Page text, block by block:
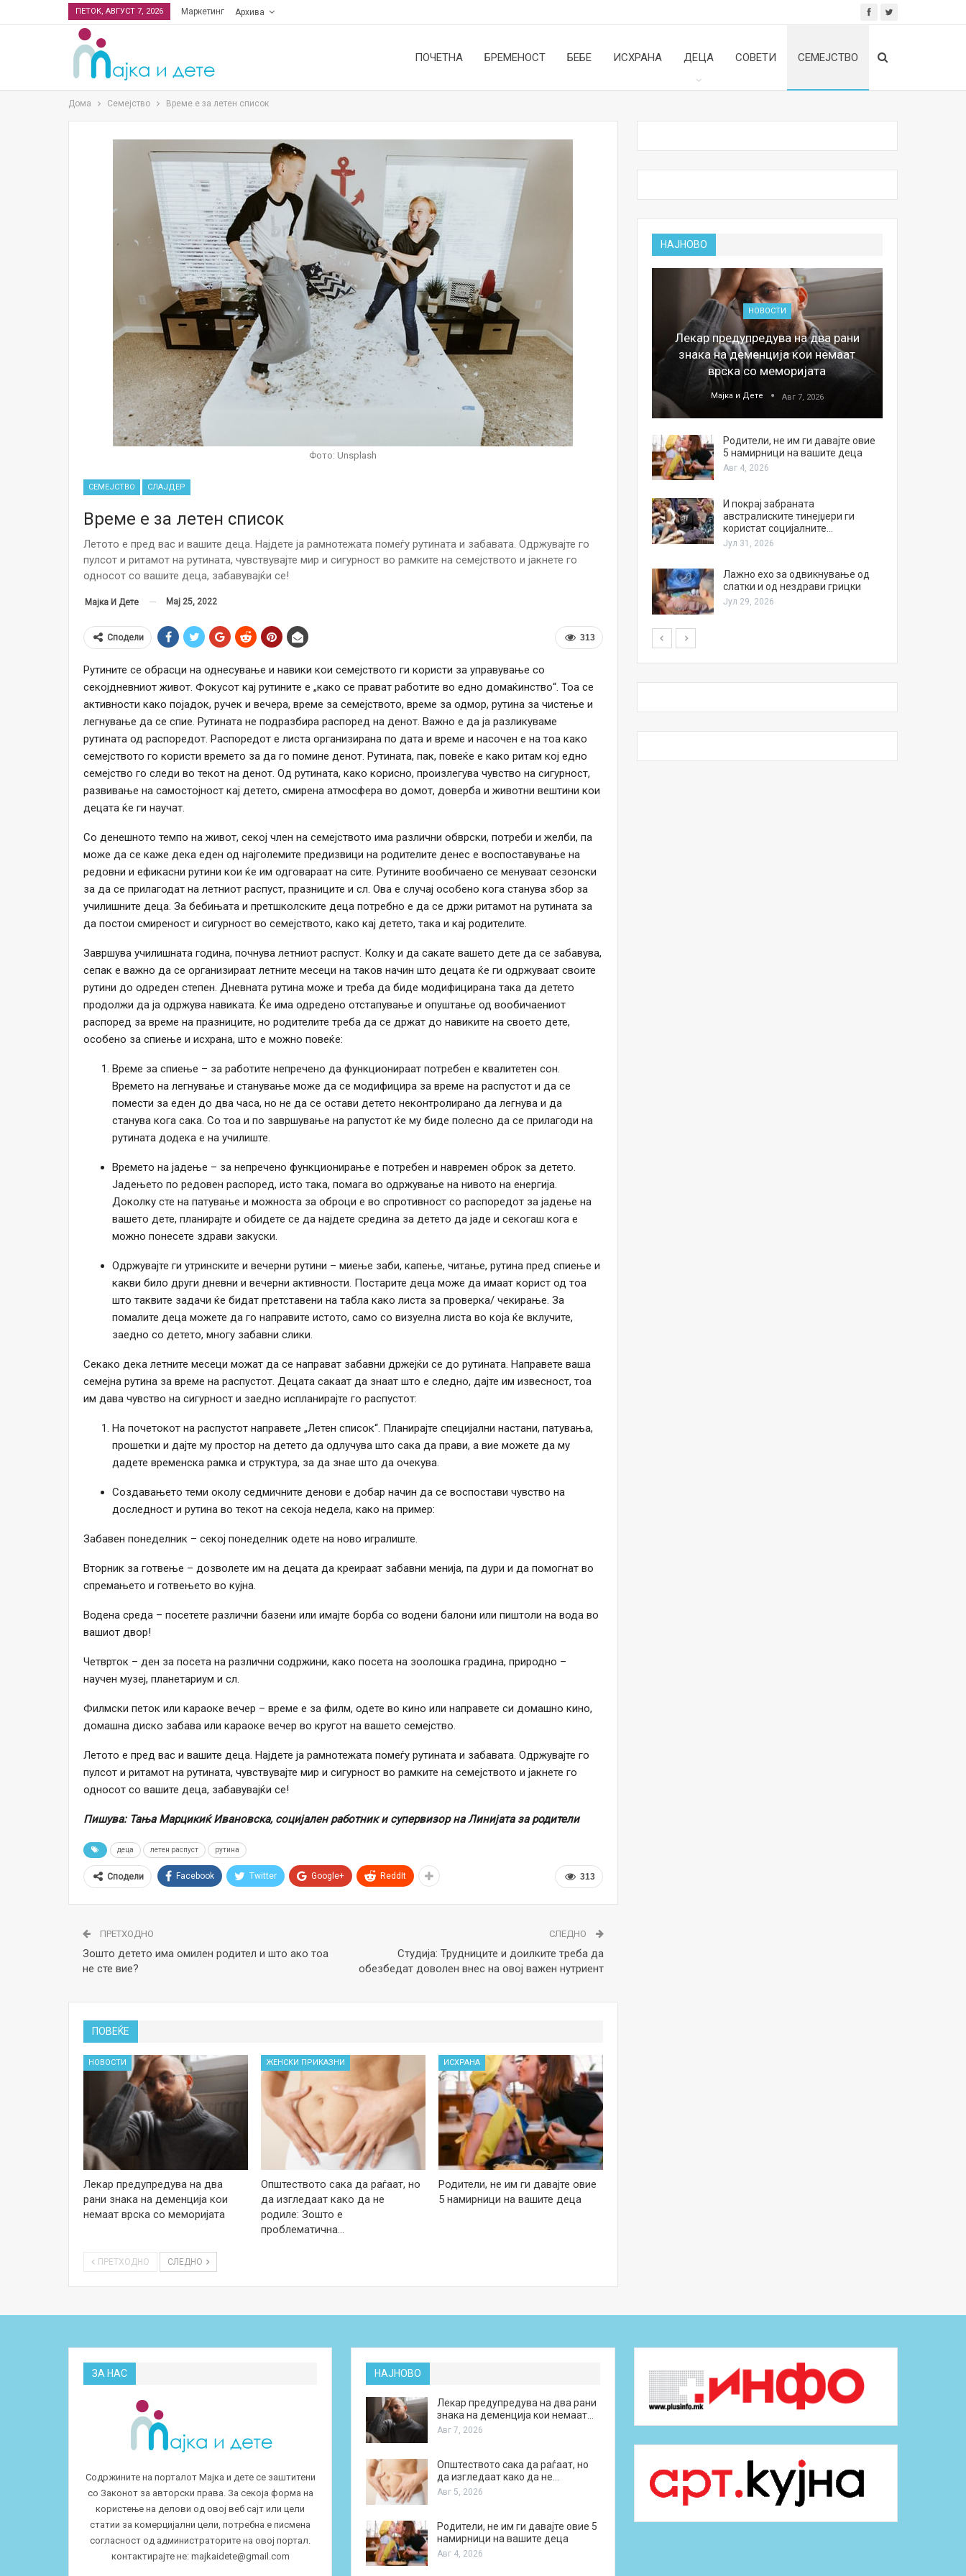
ПЕТОК, АВГУСТ 7, 2026 Маркетинг Архива
ПОЧЕТНА БРЕМЕНОСТ БЕБЕ ИСХРАНА ДЕЦА СОВЕТИ СЕМЕЈСТВО
Дома Семејство Време е за летен список
Фото: Unsplash
СЕМЕЈСТВО СЛАЈДЕР
Време е за летен список
Летото е пред вас и вашите деца. Најдете ја рамнотежата помеѓу рутината и забавата. Одржувајте го
пулсот и ритамот на рутината, чувствувајте мир и сигурност во рамките на семејството и јакнете го
односот со вашите деца, забавувајќи се!
Мајка И Дете Мај 25, 2022
313
Сподели
Рутините се обрасци на однесување и навики кои семејството ги користи за управување со
секојдневниот живот. Фокусот кај рутините е „како се прават работите во едно домаќинство“. Тоа се
активности како појадок, ручек и вечера, време за семејството, време за одмор, рутина за чистење и
легнување да се спие. Рутината не подразбира распоред на денот. Важно е да ја разликуваме
рутината од распоредот. Распоредот е листа организирана по дата и време и насочен е на тоа како
семејството го користи времето за да го помине денот. Рутината, пак, повеќе е како ритам кој едно
семејство го следи во текот на денот. Oд рутината, како корисно, произлегува чувство на сигурност,
развивање на самостојност кај детето, смирена атмосфера во домот, доверба и животни вештини кои
децата ќе ги научат.
Со денешното темпо на живот, секој член на семејството има различни обврски, потреби и желби, па
може да се каже дека еден од најголемите предизвици на родителите денес е воспоставување на
редовни и ефикасни рутини кои ќе им одговараат на сите. Рутините вообичаено се менуваат сезонски
за да се прилагодат на летниот распуст, празниците и сл. Ова е случај особено кога станува збор за
училишните деца. За бебињата и претшколските деца потребно е да се држи ритамот на рутината за
да постои смиреност и сигурност во семејството, како кај детето, така и кај родителите.
Завршува училишната година, почнува летниот распуст. Колку и да сакате вашето дете да се забавува,
сепак е важно да се организираат летните месеци на таков начин што децата ќе ги одржуваат своите
рутини до одреден степен. Дневната рутина може и треба да биде модифицирана така да детето
продолжи да ја одржува навиката. Ќе има одредено отстапување и опуштање од вообичаениот
распоред за време на празниците, но родителите треба да се држат до навиките на своето дете,
особено за спиење и исхрана, што е можно повеќе:
Време за спиење – за работите непречено да функционираат потребен е квалитетен сон.
Времето на легнување и станување може да се модифицира за време на распустот и да се
помести за еден до два часа, но не да се остави детето неконтролирано да легнува и да
станува кога сака. Со тоа и по завршување на рапустот ќе му биде полесно да се прилагоди на
рутината додека е на училиште.
Времето на јадење – за непречено функционирање е потребен и навремен оброк за детето.
Јадењето по редовен распоред, исто така, помага во одржување на нивото на енергија.
Доколку сте на патување и можноста за оброци е во спротивност со распоредот за јадење на
вашето дете, планирајте и обидете се да најдете средина за детето да јаде и секогаш кога е
можно понесете здрави закуски.
Одржувајте ги утринските и вечерни рутини – миење заби, капење, читање, рутина пред спиење и
какви било други дневни и вечерни активности. Постарите деца може да имаат корист од тоа
што таквите задачи ќе бидат претставени на табла како листа за проверка/ чекирање. За
помалите деца можете да го направите истото, само со визуелна листа во која ќе вклучите,
заедно со детето, многу забавни слики.
Секако дека летните месеци можат да се направат забавни држејќи се до рутината. Направете ваша
семејна рутина за време на распустот. Децата сакаат да знаат што е следно, дајте им извесност, тоа
им дава чувство на сигурност и заедно испланирајте го распустот:
На почетокот на распустот направете „Летен список“. Планирајте специјални настани, патувања,
прошетки и дајте му простор на детето да одлучува што сака да прави, а вие можете да му
дадете временска рамка и структура, за да знае што да очекува.
Создавањето теми околу седмичните денови е добар начин да се воспостави чувство на
доследност и рутина во текот на секоја недела, како на пример:
Забавен понеделник – секој понеделник одете на ново игралиште.
Вторник за готвење – дозволете им на децата да креираат забавни менија, па дури и да помогнат во
спремањето и готвењето во кујна.
Водена среда – посетете различни базени или имајте борба со водени балони или пиштоли на вода во
вашиот двор!
Четврток – ден за посета на различни содржини, како посета на зоолошка градина, природно –
научен музеј, планетариум и сл.
Филмски петок или караоке вечер – време е за филм, одете во кино или направете си домашно кино,
домашна диско забава или караоке вечер во кругот на вашето семејство.
Летото е пред вас и вашите деца. Најдете ја рамнотежата помеѓу рутината и забавата. Одржувајте го
пулсот и ритамот на рутината, чувствувајте мир и сигурност во рамките на семејството и јакнете го
односот со вашите деца, забавувајќи се!
Пишува: Тања Марцикиќ Ивановска, социјален работник и супервизор на Линијата за родители
деца летен распуст рутина
313
Сподели Facebook Twitter Google+ ReddIt
ПРЕТХОДНО
Зошто детето има омилен родител и што ако тоа
не сте вие?
СЛЕДНО
Студија: Трудниците и доилките треба да
обезбедат доволен внес на овој важен нутриент
ПОВЕЌЕ
НОВОСТИ
Лекар предупредува на два
рани знака на деменција кои
немаат врска со меморијата
ЖЕНСКИ ПРИКАЗНИ
Општеството сака да раѓаат, но
да изгледаат како да не
родиле: Зошто е
проблематична…
ИСХРАНА
Родители, не им ги давајте овие
5 намирници на вашите деца
ПРЕТХОДНО СЛЕДНО
НАЈНОВО
НОВОСТИ
Финците вложија милион евра во
кал, за посилен имунитет на децата
Мајка и Дете Јул 24, 2026
Малолетниците ќе бидат офлајн
Јул 22, 2026
НОВОСТИ
Лекар предупредува на два рани
знака на деменција кои немаат
врска со меморијата
Мајка и Дете Авг 7, 2026
Родители, не им ги давајте овие
5 намирници на вашите деца
Авг 4, 2026
И покрај забраната
австралиските тинејџери ги
користат социјалните…
Јул 31, 2026
Лажно ехо за одвикнување од
слатки и од нездрави грицки
Јул 29, 2026
ЗА НАС
Содржините на порталот Мајка и дете се заштитени
со Законот за авторски права. За секоја форма на
користење на делови од овој веб сајт или цели
статии за комерцијални цели, потребна е писмена
согласност од администраторите на овој портал.
контактирајте не: majkaidete@gmail.com
НАЈНОВО
Лекар предупредува на два рани
знака на деменција кои немаат…
Авг 7, 2026
Општеството сака да раѓаат, но
да изгледаат како да не…
Авг 5, 2026
Родители, не им ги давајте овие 5
намирници на вашите деца
Авг 4, 2026